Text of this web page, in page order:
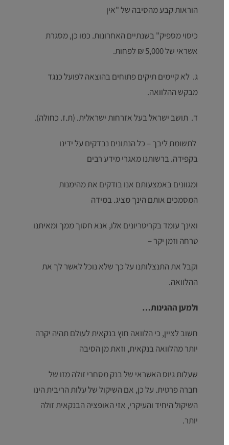
הוראות קבע מהסיבה של "אין
כיסוי מספיק" בשנתיים האחרונות. כמו כן, מסגרת
אשראי של 5,000 ₪ לפחות.
ג. לא קיימים תיקים פתוחים בהוצאה לפועל כנגד
מבקש ההלוואה.
ד. תושב ישראל בעל אזרחות ישראלית. (ת.ז. כחולה).
לתשומת ליבך – כל הנתונים נבדקים על ידינו
בקפידה. ברשותנו מאגרי מידע רבים
ומגוונים באמצעותם אנו בודקים את מהימנות
המסמכים אותם הינך מציג. במידה
ואינך עומד בקריטריונים אלו, אנא חסוך ממך ומאיתנו
טרחה וזמן יקר –
וקבל את התנצלותנו על כך שלא נוכל לאשר לך את
ההלוואה.
ולמען ההגינות…
חשוב לציין, כי הלוואה חוץ בנקאית לעולם תהיה יקרה
יותר מהלוואה בנקאית, וזאת מן הסיבה
שעלות גיוס האשראי של בנק מסחרי זולה מזו של
חברה פרטית. על כן, אם השיקול של עלות הריבית הינו
השיקול היחיד והעיקרי, אזי האופציה הבנקאית זולה
יותר.